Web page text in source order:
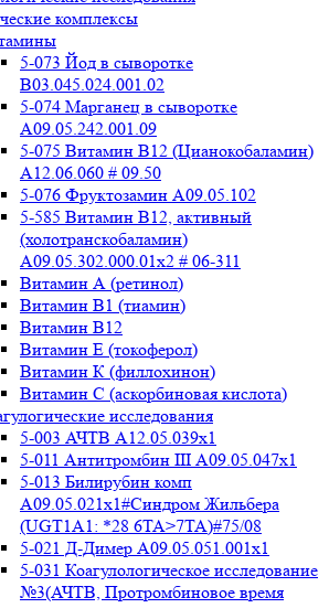
комплексы
5-073 Йод в сыворотке
B03.045.024.001.02
5-074 Марганец в сыворотке
A09.05.242.001.09
5-075 Витамин В12 (Цианокобаламин)
A12.06.060 # 09.50
5-076 Фруктозамин A09.05.102
5-585 Витамин B12, активный
(холотранскобаламин)
A09.05.302.000.01x2 # 06-311
Витамин А (ретинол)
Витамин В1 (тиамин)
Витамин В12
Витамин Е (токоферол)
Витамин К (филлохинон)
Витамин С (аскорбиновая кислота)
исследования
5-003 АЧТВ А12.05.039x1
5-011 Антитромбин III А09.05.047x1
5-013 Билирубин комп
A09.05.021x1#Синдром Жильбера
(UGT1A1: *28 6TA>7TA)#75/08
5-021 Д-Димер А09.05.051.001x1
5-031 Коагулологическое исследование
№3(АЧТВ, Протромбиновое время